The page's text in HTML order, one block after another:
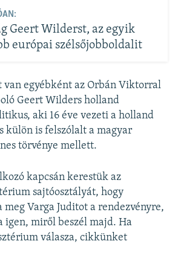
Geert Wilderst, az egyik
európai szélsőjobboldalit
van egyébként az Orbán Viktorral
Geert Wilders holland
aki 16 éve vezeti a holland
külön is felszólalt a magyar
törvénye mellett.
kapcsán kerestük az
sajtóosztályát, hogy
Varga Juditot a rendezvényre,
igen, miről beszél majd. Ha
válasza, cikkünket